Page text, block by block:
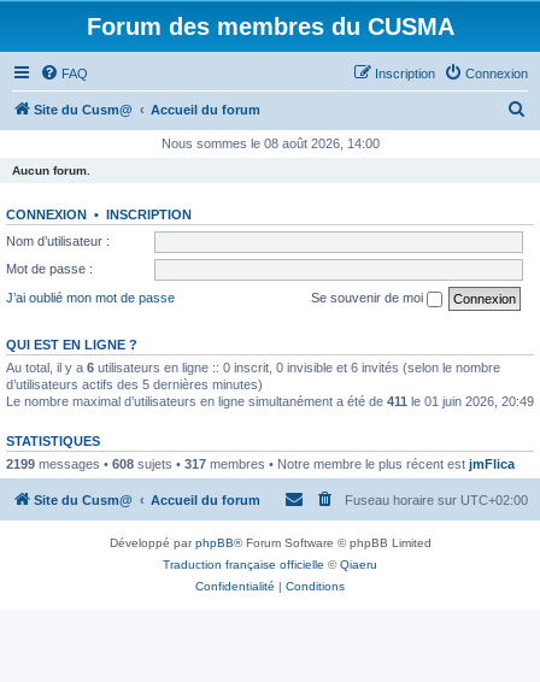
Forum des membres du CUSMA
FAQ Connexion
Inscription
Site du Cusm@ Accueil du forum
e
Nous sommes le 08 août 2026, 14:00
Aucun forum.
CONNEXION • INSCRIPTION
Nom d’utilisateur :
Mot de passe :
J’ai oublié mon mot de passe
Se souvenir de moi
QUI EST EN LIGNE ?
Au total, il y a 6 utilisateurs en ligne :: 0 inscrit, 0 invisible et 6 invités (selon le nombre
d’utilisateurs actifs des 5 dernières minutes)
Le nombre maximal d’utilisateurs en ligne simultanément a été de 411 le 01 juin 2026, 20:49
STATISTIQUES
2199 messages • 608 sujets • 317 membres • Notre membre le plus récent est jmFlica
Site du Cusm@ Accueil du forum Fuseau horaire sur UTC+02:00
Développé parphpBB® Forum Software © phpBB Limited
Traduction française officielle ©Qiaeru
Confidentialité | Conditions